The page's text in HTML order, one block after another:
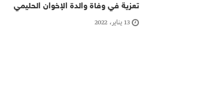
تعزية في وفاة والدة الإخوان الحليمي
13 يناير، 2022